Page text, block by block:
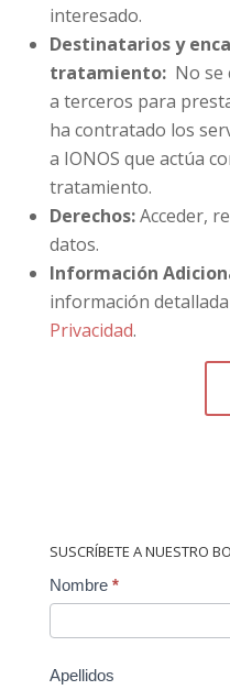
interesado.
Destinatarios y
tratamiento:No se
a terceros para
ha contratado los
a IONOS que actúa
tratamiento.
Derechos:Acceder,
datos.
Información
información
Privacidad.
SUSCRÍBETE A NUESTRO
Contact
Nombre *
Apellidos